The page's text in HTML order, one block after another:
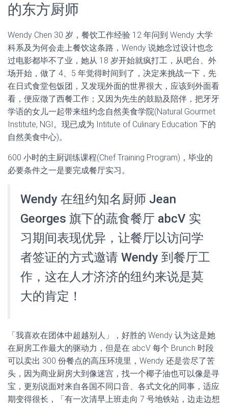
的东方厨师
Wendy Chen 30 岁，餐饮工作经验 12 年问到 Wendy 大学
科系及为何会走上餐饮这条路，Wendy 说她念过设计也念
过电影都毕不了业，她从 18 岁开始就疯打工，从吧台、外
场开始，做了 4、5 年觉得时间到了，决定来挑战一下，先
在日式食堂包饭团，又发现外面的世界很大，应该到外面看
看，便应徵了西餐工作；又因为先生的鼓励及陪伴，把牙牙
学语的女儿一起带来纽约念自然美食学院(Natural Gourmet
Institute, NGI。现已成为 Intitute of Culinary Education 下的
自然美食中心)。
600 小时的主厨训练课程(Chef Training Program)，毕业的
必要条件之一是要完成餐厅实习。
Wendy 在纽约知名厨师 Jean
Georges 旗下的蔬食餐厅 abcV 实
习期间表现优异，让餐厅以访问学
者签证的方式邀请 Wendy 到餐厅工
作，这在人才济济的纽约来说是莫
大的肯定！
「我喜欢在团体中超越别人」，好胜的 Wendy 认为这是她
在厨房工作最大的驱动力，但是在 abcV 每个 Brunch 时段
可以卖出 300 份餐点的高压环境里，Wendy 还是尝尽了苦
头，因为商业厨房大到像迷宫，找一个椰子油也可以像是寻
宝，更别说面对来自各国不同口音、各式文化的同事，适应
期变得很长，「有一次清早上班走向 7 号地铁站，边走边想